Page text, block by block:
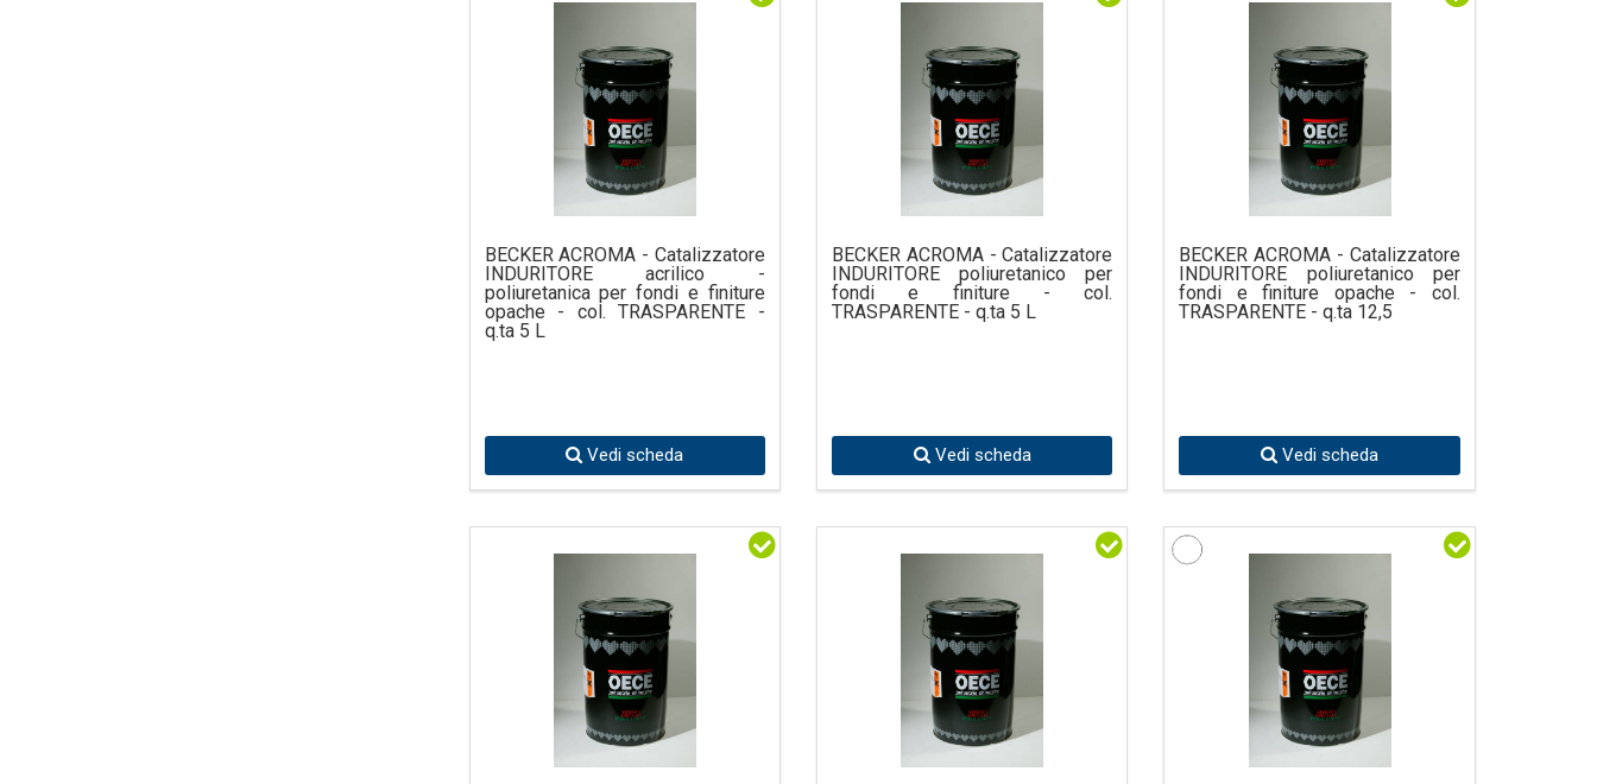
BECKER ACROMA - Catalizzatore
INDURITORE acrilico -
poliuretanica per fondi e finiture
opache - col. TRASPARENTE -
q.ta 5 L
Vedi scheda
BECKER ACROMA - Catalizzatore
INDURITORE poliuretanico per
fondi e finiture - col.
TRASPARENTE - q.ta 5 L
Vedi scheda
BECKER ACROMA - Catalizzatore
INDURITORE poliuretanico per
fondi e finiture opache - col.
TRASPARENTE - q.ta 12,5
Vedi scheda